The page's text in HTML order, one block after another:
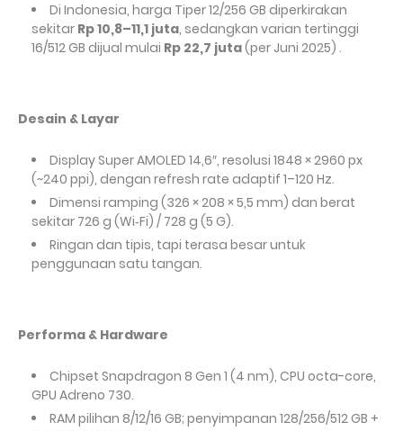
Di Indonesia, harga Tiper 12/256 GB diperkirakan
sekitar Rp10,8–11,1 juta, sedangkan varian tertinggi
16/512 GB dijual mulai Rp 22,7 juta(per Juni 2025) .
Desain & Layar
Display SuperAMOLED 14,6″, resolusi 1848 ×2960 px
(~240 ppi), dengan refresh rate adaptif 1–120 Hz.
Dimensi ramping (326 ×208 ×5,5 mm) dan berat
sekitar 726 g (Wi‑Fi) / 728 g (5 G).
Ringan dan tipis, tapi terasa besar untuk
penggunaan satu tangan.
Performa & Hardware
Chipset Snapdragon 8 Gen 1 (4 nm), CPU octa-core,
GPU Adreno 730.
RAM pilihan 8/12/16 GB; penyimpanan 128/256/512 GB +